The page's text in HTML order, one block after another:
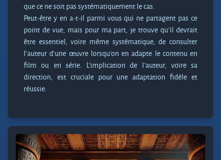
que ce ne soit pas systématiquement le cas.
Peut-être y en a-t-il parmi vous qui ne partagent pas ce
point de vue, mais pour ma part, je trouve qu'il devrait
être essentiel, voire même systématique, de consulter
l’auteur d’une œuvre lorsqu'on en adapte le contenu en
film ou en série. L’implication de l’auteur, voire sa
direction, est cruciale pour une adaptation fidèle et
réussie.